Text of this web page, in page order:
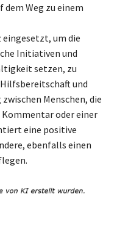
dem Weg zu einem
eingesetzt, um die
Initiativen und
setzen, zu
und
Menschen, die
oder einer
eine positive
ebenfalls einen